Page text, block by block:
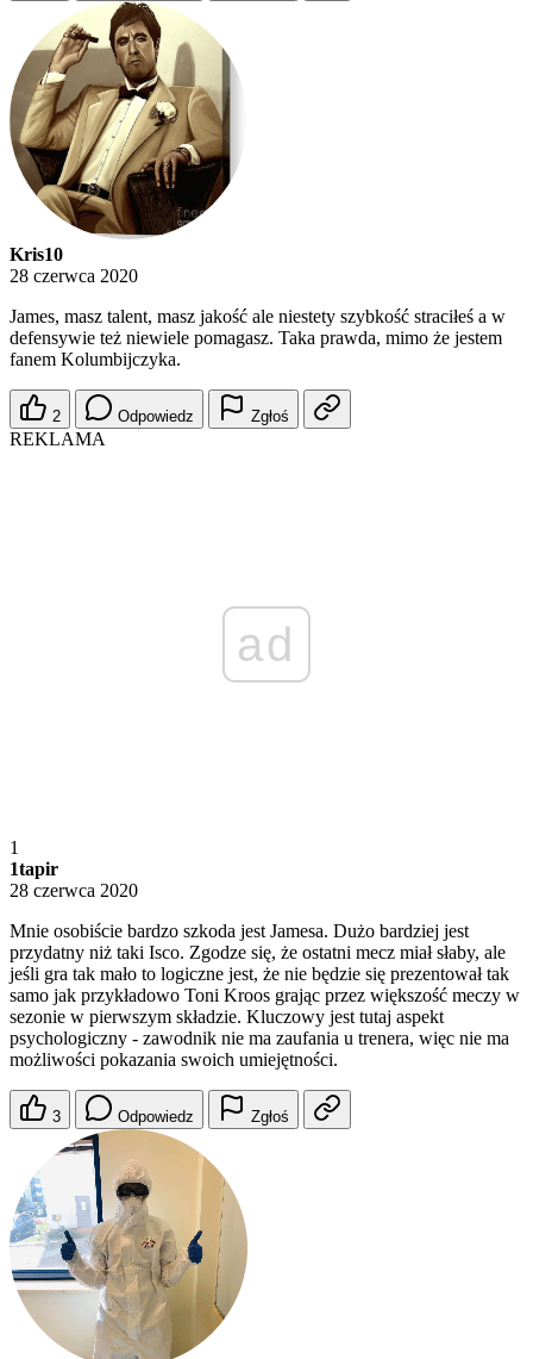
Kris10
28 czerwca 2020
James, masz talent, masz jakość ale niestety szybkość straciłeś a w
defensywie też niewiele pomagasz. Taka prawda, mimo że jestem
fanem Kolumbijczyka.
2 Odpowiedz Zgłoś
REKLAMA
ad
1
1tapir
28 czerwca 2020
Mnie osobiście bardzo szkoda jest Jamesa. Dużo bardziej jest
przydatny niż taki Isco. Zgodze się, że ostatni mecz miał słaby, ale
jeśli gra tak mało to logiczne jest, że nie będzie się prezentował tak
samo jak przykładowo Toni Kroos grając przez większość meczy w
sezonie w pierwszym składzie. Kluczowy jest tutaj aspekt
psychologiczny - zawodnik nie ma zaufania u trenera, więc nie ma
możliwości pokazania swoich umiejętności.
3 Odpowiedz Zgłoś